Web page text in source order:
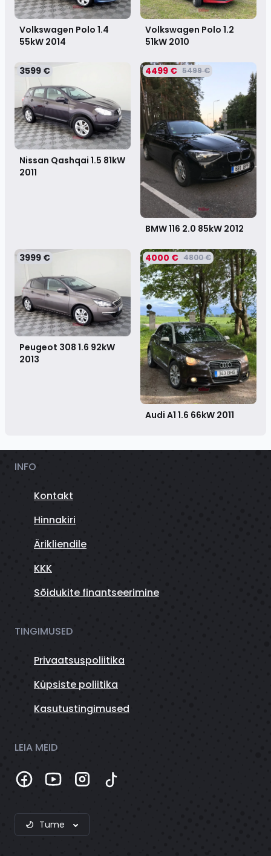
Volkswagen Polo 1.4
55kW 2014
Volkswagen Polo 1.2
51kW 2010
3599 €
Nissan Qashqai 1.5 81kW
2011
4499 € 5499 €
BMW 116 2.0 85kW 2012
3999 €
Peugeot 308 1.6 92kW
2013
4000 € 4800 €
Audi A1 1.6 66kW 2011
INFO
Kontakt
Hinnakiri
Ärikliendile
KKK
Sõidukite finantseerimine
TINGIMUSED
Privaatsuspoliitika
Küpsiste poliitika
Kasutustingimused
LEIA MEID
Tume